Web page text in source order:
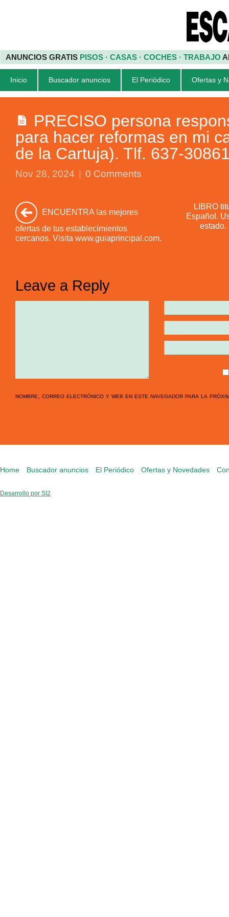
ANUNCIOS GRATIS PISOS · CASAS · COCHES · TRABAJO
Inicio Buscador anuncios El Periódico Ofertas y
PRECISO persona
para hacer reformas en mi
de la Cartuja). Tlf. 637-
Nov 28, 2024 0 Comments
ENCUENTRA las mejores
ofertas de tus establecimientos
cercanos. Visita www.guiaprincipal.com.
LIBRO
Español.
estado.
Leave a Reply
nombre, correo electrónico y web en este navegador para la
Home Buscador anuncios El Periódico Ofertas y Novedades
Desarrollo por SI2